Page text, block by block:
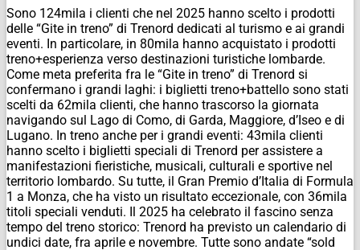
Sono 124mila i clienti che nel 2025 hanno scelto i prodotti
delle “Gite in treno” di Trenord dedicati al turismo e ai grandi
eventi. In particolare, in 80mila hanno acquistato i prodotti
treno+esperienza verso destinazioni turistiche lombarde.
Come meta preferita fra le “Gite in treno” di Trenord si
confermano i grandi laghi: i biglietti treno+battello sono stati
scelti da 62mila clienti, che hanno trascorso la giornata
navigando sul Lago di Como, di Garda, Maggiore, d’Iseo e di
Lugano. In treno anche per i grandi eventi: 43mila clienti
hanno scelto i biglietti speciali di Trenord per assistere a
manifestazioni fieristiche, musicali, culturali e sportive nel
territorio lombardo. Su tutte, il Gran Premio d’Italia di Formula
1 a Monza, che ha visto un risultato eccezionale, con 36mila
titoli speciali venduti. Il 2025 ha celebrato il fascino senza
tempo del treno storico: Trenord ha previsto un calendario di
undici date, fra aprile e novembre. Tutte sono andate “sold